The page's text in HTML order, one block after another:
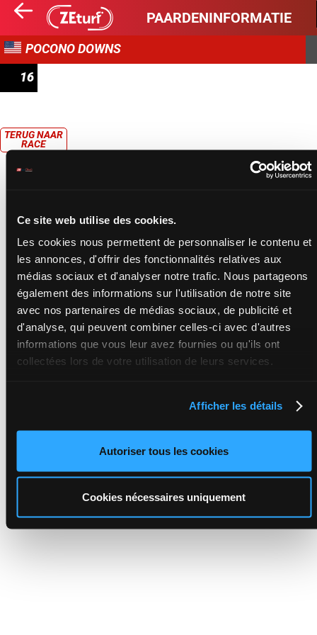
Ce site web utilise des cookies.
Les cookies nous permettent de personnaliser le contenu et
les annonces, d'offrir des fonctionnalités relatives aux
médias sociaux et d'analyser notre trafic. Nous partageons
également des informations sur l'utilisation de notre site
avec nos partenaires de médias sociaux, de publicité et
d'analyse, qui peuvent combiner celles-ci avec d'autres
informations que vous leur avez fournies ou qu'ils ont
collectées lors de votre utilisation de leurs services.
Afficher les détails
Autoriser tous les cookies
Cookies nécessaires uniquement
PAARDENINFORMATIE
POCONO DOWNS
16
TERUG NAAR
RACE